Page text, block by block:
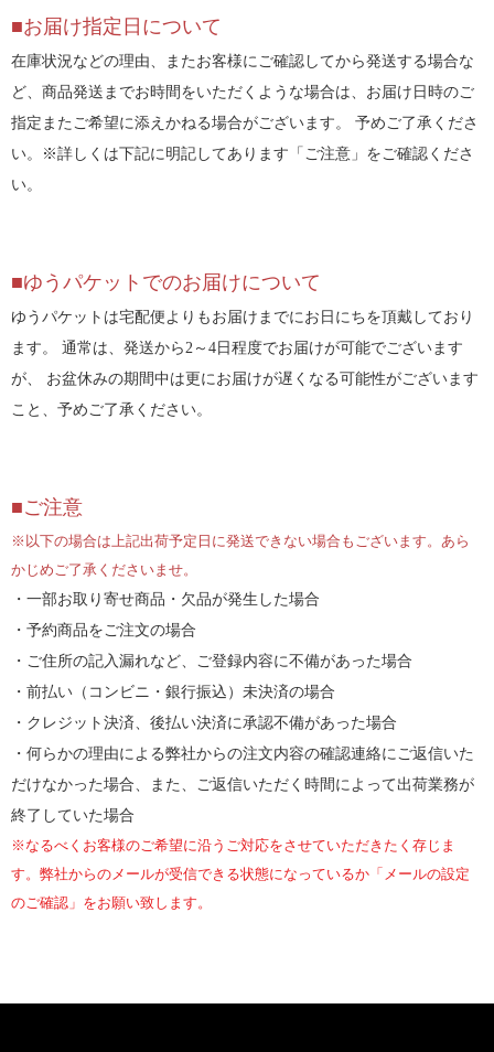
■お届け指定日について
在庫状況などの理由、またお客様にご確認してから発送する場合な
ど、商品発送までお時間をいただくような場合は、お届け日時のご
指定またご希望に添えかねる場合がございます。 予めご了承くださ
い。※詳しくは下記に明記してあります「ご注意」をご確認くださ
い。
■ゆうパケットでのお届けについて
ゆうパケットは宅配便よりもお届けまでにお日にちを頂戴しており
ます。 通常は、発送から2～4日程度でお届けが可能でございます
が、 お盆休みの期間中は更にお届けが遅くなる可能性がございます
こと、予めご了承ください。
■ご注意
※以下の場合は上記出荷予定日に発送できない場合もございます。あら
かじめご了承くださいませ。
・一部お取り寄せ商品・欠品が発生した場合
・予約商品をご注文の場合
・ご住所の記入漏れなど、ご登録内容に不備があった場合
・前払い（コンビニ・銀行振込）未決済の場合
・クレジット決済、後払い決済に承認不備があった場合
・何らかの理由による弊社からの注文内容の確認連絡にご返信いた
だけなかった場合、また、ご返信いただく時間によって出荷業務が
終了していた場合
※なるべくお客様のご希望に沿うご対応をさせていただきたく存じま
す。弊社からのメールが受信できる状態になっているか「メールの設定
のご確認」をお願い致します。